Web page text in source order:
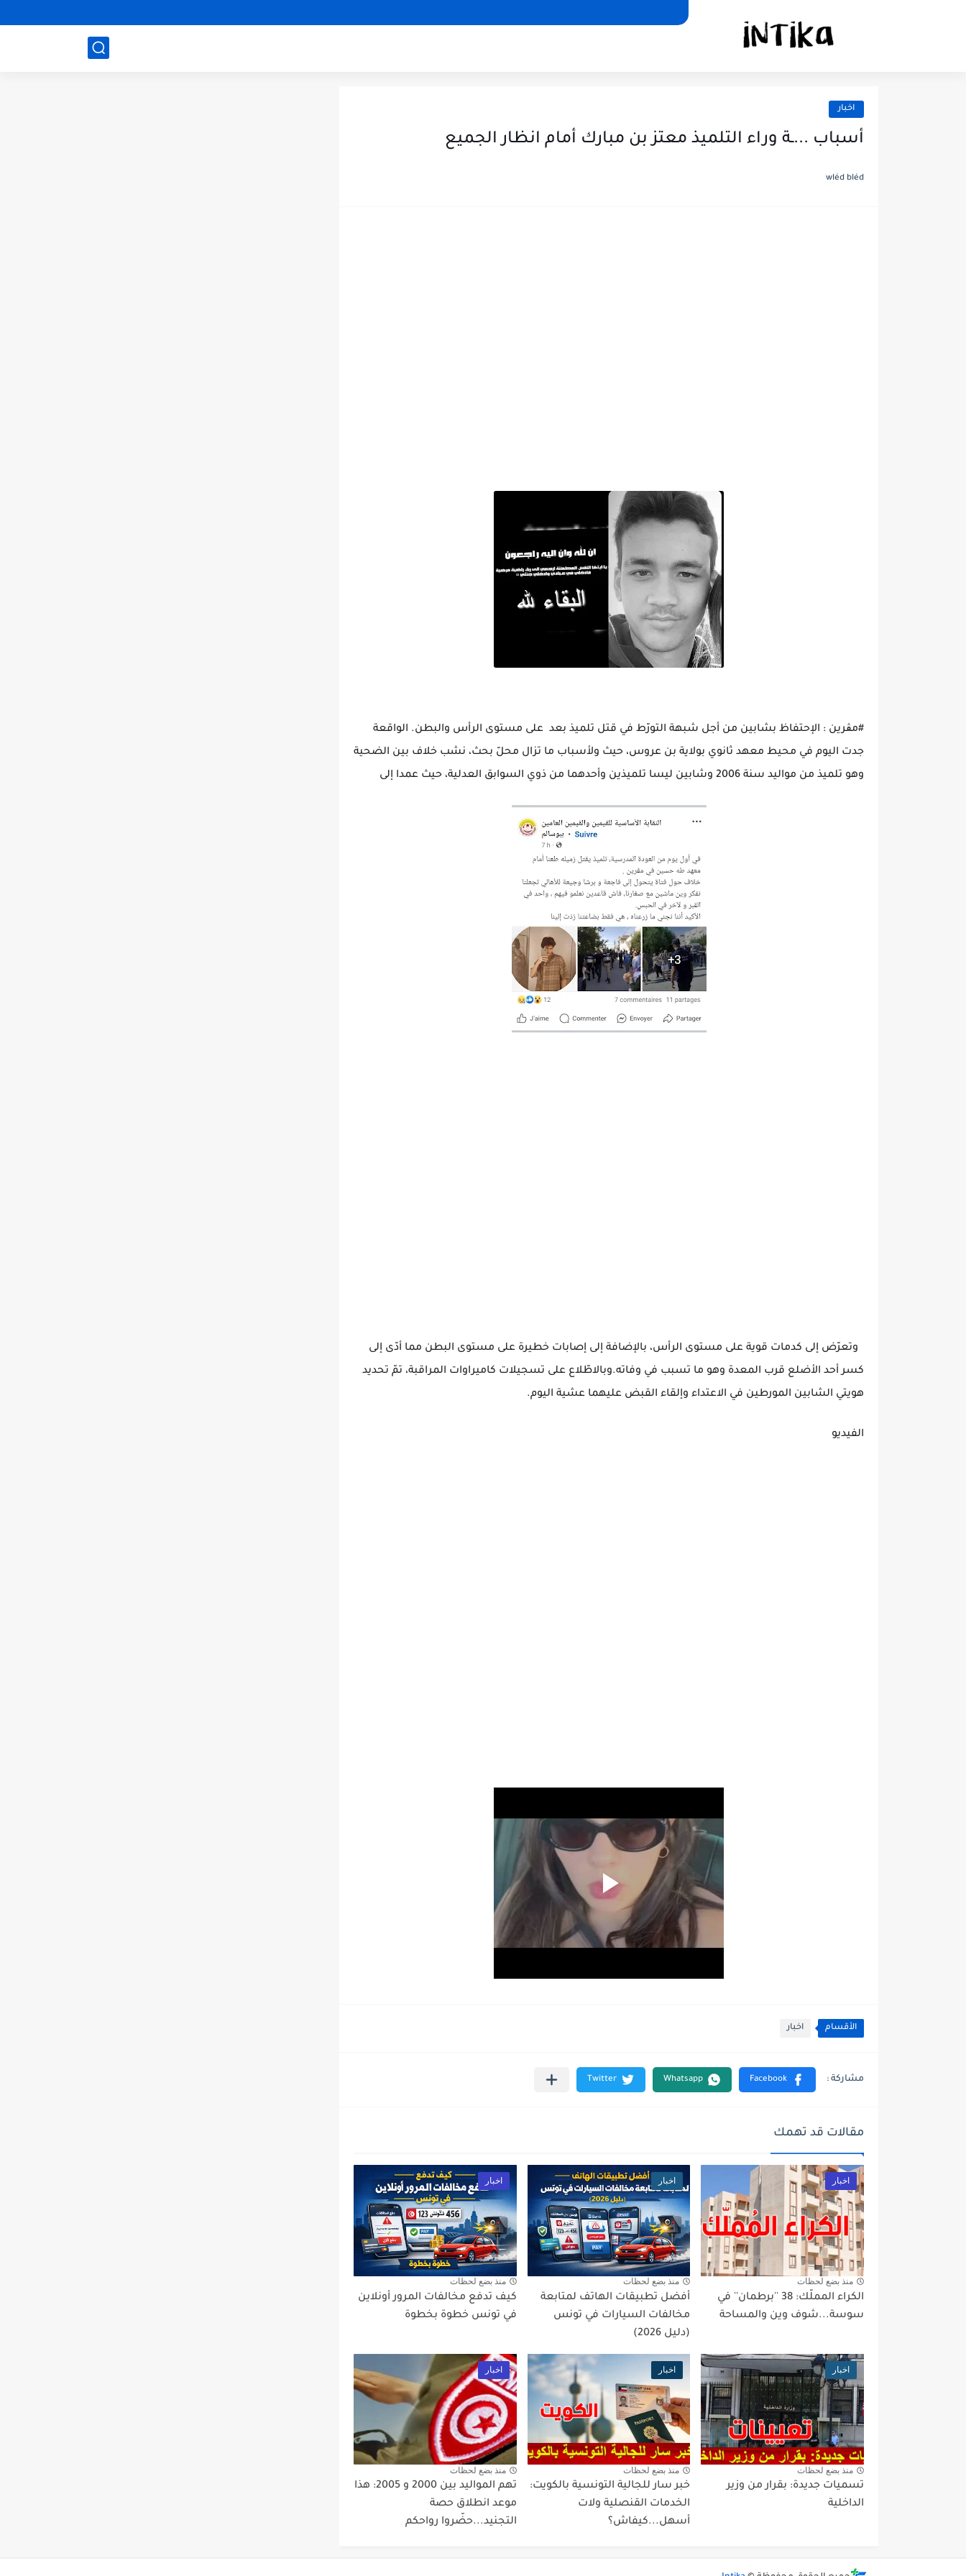
اخبار
أسباب ...ـة وراء التلميذ معتز بن مبارك أمام انظار الجميع
wléd bléd
#مڨرين : الإحتفاظ بشابين من أجل شبهة التورّط في قتل تلميذ بعد على مستوى الرأس والبطن. الواقعة
جدت اليوم في محيط معهد ثانوي بولاية بن عروس، حيث ولأسباب ما تزال محلّ بحث، نشب خلاف بين الضحية
وهو تلميذ من مواليد سنة 2006 وشابين ليسا تلميذين وأحدهما من ذوي السوابق العدلية، حيث عمدا إلى
وتعرّض إلى كدمات قوية على مستوى الرأس، بالإضافة إلى إصابات خطيرة على مستوى البطن مما أدّى إلى
كسر أحد الأضلع قرب المعدة وهو ما تسبب في وفاته.وبالاطّلاع على تسجيلات كاميراوات المراقبة، تمّ تحديد
هويتي الشابين المورطين في الاعتداء وإلقاء القبض عليهما عشية اليوم.
الفيديو
الأقسام اخبار
مقالات قد تهمك
اخبار
منذ بضع لحظات
الكراء المملّك: 38 ''برطمان'' في
سوسة...شوف وين والمساحة
اخبار
منذ بضع لحظات
أفضل تطبيقات الهاتف لمتابعة
مخالفات السيارات في تونس
(دليل 2026)
اخبار
منذ بضع لحظات
كيف تدفع مخالفات المرور أونلاين
في تونس خطوة بخطوة
اخبار
منذ بضع لحظات
تسميات جديدة: بقرار من وزير
الداخلية
اخبار
منذ بضع لحظات
خبر سار للجالية التونسية بالكويت:
الخدمات القنصلية ولات
أسهل...كيفاش؟
اخبار
منذ بضع لحظات
تهم المواليد بين 2000 و 2005: هذا
موعد انطلاق حصة
التجنيد...حضّروا رواحكم